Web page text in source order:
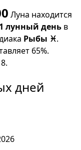
Луна находится
лунный день в
Рыбы ♓.
65%.
дней